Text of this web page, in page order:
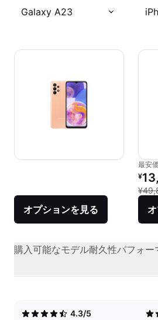
Galaxy A23
オプションを見る
最安
リフ
¥
購入可能なモデル耐久性パフォー
4.3/5